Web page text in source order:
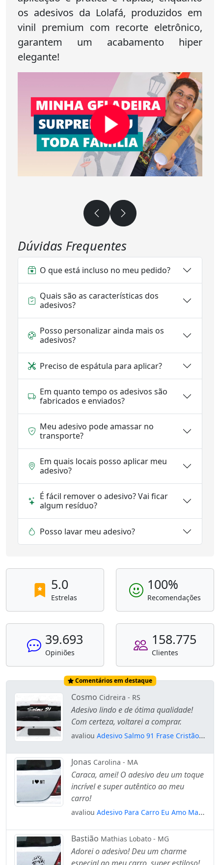
os adesivos da Lolafá, produzidos em
vinil premium com recorte eletrônico,
garantem um acabamento hiper
elegante!
Dúvidas Frequentes
O que está incluso no meu pedido?
Quais são as características dos
adesivos?
Posso personalizar ainda mais os
adesivos?
Preciso de espátula para aplicar?
Em quanto tempo os adesivos são
fabricados e enviados?
Meu adesivo pode amassar no
transporte?
Em quais locais posso aplicar meu
adesivo?
É fácil remover o adesivo? Vai ficar
algum resíduo?
Posso lavar meu adesivo?
5.0
Estrelas
100%
Recomendações
39.693
Opiniões
158.775
Clientes
Comentários em destaque
Cosmo Cidreira - RS
Adesivo lindo e de ótima qualidade!
Com certeza, voltarei a comprar.
avaliou Adesivo Salmo 91 Frase Cristão
Jonas Carolina - MA
Caraca, amei! O adesivo deu um toque
incrível e super autêntico ao meu
carro!
avaliou Adesivo Para Carro Eu Amo Mato
Bastião Mathias Lobato - MG
Adorei o adesivo! Deu um charme